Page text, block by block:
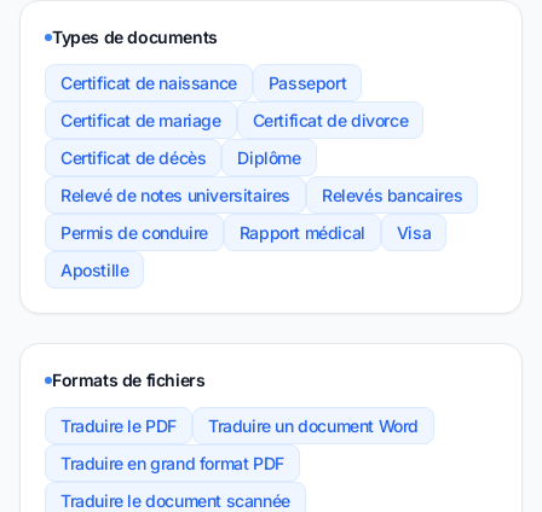
Types de documents
Certificat de naissance
Passeport
Certificat de mariage
Certificat de divorce
Certificat de décès
Diplôme
Relevé de notes universitaires
Relevés bancaires
Permis de conduire
Rapport médical
Visa
Apostille
Formats de fichiers
Traduire le PDF
Traduire un document Word
Traduire en grand format PDF
Traduire le document scannée